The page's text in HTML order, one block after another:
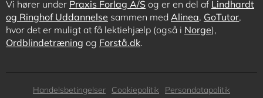
Vi hører under Praxis Forlag A/S og er en del af Lindhardt
og Ringhof Uddannelse sammen med Alinea, GoTutor,
hvor det er muligt at få lektiehjælp (også i Norge),
Ordblindetræning og Forstå.dk.
Subfooter
Handelsbetingelser Cookiepolitik Persondatapolitik